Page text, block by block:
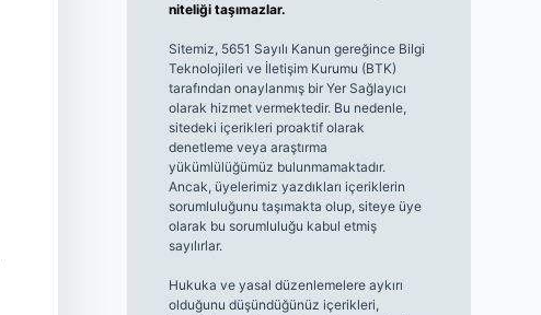
niteliği taşımazlar.
Sitemiz, 5651 Sayılı Kanun gereğince Bilgi
Teknolojileri ve İletişim Kurumu (BTK)
tarafından onaylanmış bir Yer Sağlayıcı
olarak hizmet vermektedir. Bu nedenle,
sitedeki içerikleri proaktif olarak
denetleme veya araştırma
yükümlülüğümüz bulunmamaktadır.
Ancak, üyelerimiz yazdıkları içeriklerin
sorumluluğunu taşımakta olup, siteye üye
olarak bu sorumluluğu kabul etmiş
sayılırlar.
Hukuka ve yasal düzenlemelere aykırı
olduğunu düşündüğünüz içerikleri,